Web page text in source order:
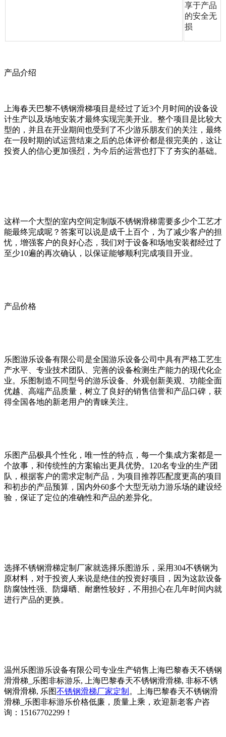
享于产品
的安全无
损
产品介绍
上海春天巴黎不锈钢滑梯项目是经过了近3个月时间的设备设
计生产以及场地安装才最终实现完美开业。整个项目是比较大
型的，并且在开业期间也受到了不少游乐朋友们的关注，最终
在一段时期的试运营结束之后的总体评价都是很完美的，这让
投资人的信心更加强烈，为今后的运营也打下了夯实的基础。
这样一个大型的室内空间定制版不锈钢滑梯需要多少个工艺才
能最终完成呢？答案可以说是成千上百个，为了减少客户的担
忧，增强客户的良好心态，我们对于设备和场地安装都经过了
至少10遍的再次确认，以保证能够顺利完成项目开业。
产品价格
乐图游乐设备有限公司是全国游乐设备公司中具有严格工艺生
产水平、专业技术团队、完善的设备检测生产能力的现代化企
业。乐图制造不同型号的游乐设备、外观创新美观、功能全面
优越、高端产品质量，树立了良好的销售信誉和产品口碑，获
得全国各地的新老用户的青睐关注。
乐图产品极具个性化，唯一性的特点，每一个集成方案都是一
个故事，和传统性的方案输出更具优势。120名专业的生产团
队，根据客户的需求定制产品，为项目推荐匹配度更高的项目
和初步的产品预算，国内外60多个大型无动力游乐场的建设经
验，保证了定位的准确性和产品的差异化。
选择不锈钢滑梯定制厂家就选择乐图游乐，采用304不锈钢为
原材料，对于投资人来说是绝佳的投资好项目，因为这款设备
防腐蚀性强、防爆晒、耐磨性较好，不用担心在几年时间内就
进行产品的更换。
温州乐图游乐设备有限公司专业生产销售上海巴黎春天不锈钢
滑滑梯_乐图非标游乐, 上海巴黎春天不锈钢滑滑梯, 非标不锈
钢滑滑梯, 乐图不锈钢滑梯厂家定制 。上海巴黎春天不锈钢滑
滑梯_乐图非标游乐价格低廉，质量上乘，欢迎新老客户咨
询：15167702299！